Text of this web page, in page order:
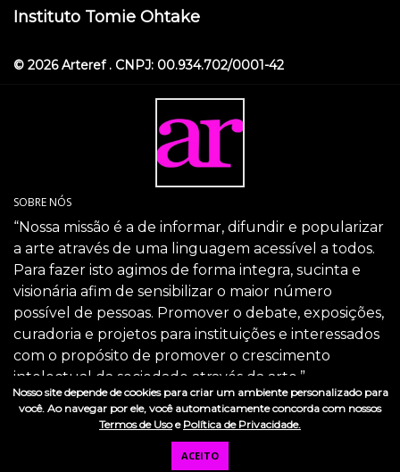
Instituto Tomie Ohtake
© 2026 Arteref . CNPJ: 00.934.702/0001-42
SOBRE NÓS
“Nossa missão é a de informar, difundir e popularizar
a arte através de uma linguagem acessível a todos.
Para fazer isto agimos de forma integra, sucinta e
visionária afim de sensibilizar o maior número
possível de pessoas. Promover o debate, exposições,
curadoria e projetos para instituições e interessados
com o propósito de promover o crescimento
intelectual da sociedade através da arte.”
SIGA-NOS
Nosso site depende de cookies para criar um ambiente personalizado para
você. Ao navegar por ele, você automaticamente concorda com nossos
Termos de Usoe Política de Privacidade.
ACEITO